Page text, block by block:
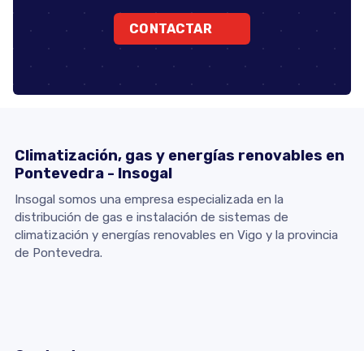
CONTACTAR
Climatización, gas y energías renovables en
Pontevedra - Insogal
Insogal somos una empresa especializada en la
distribución de gas e instalación de sistemas de
climatización y energías renovables en Vigo y la provincia
de Pontevedra.